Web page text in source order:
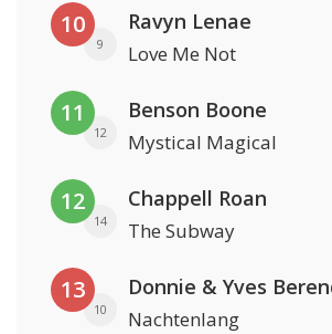
10
9
Ravyn Lenae
Love Me Not
11
12
Benson Boone
Mystical Magical
12
14
Chappell Roan
The Subway
13
10
Donnie & Yves
Nachtenlang